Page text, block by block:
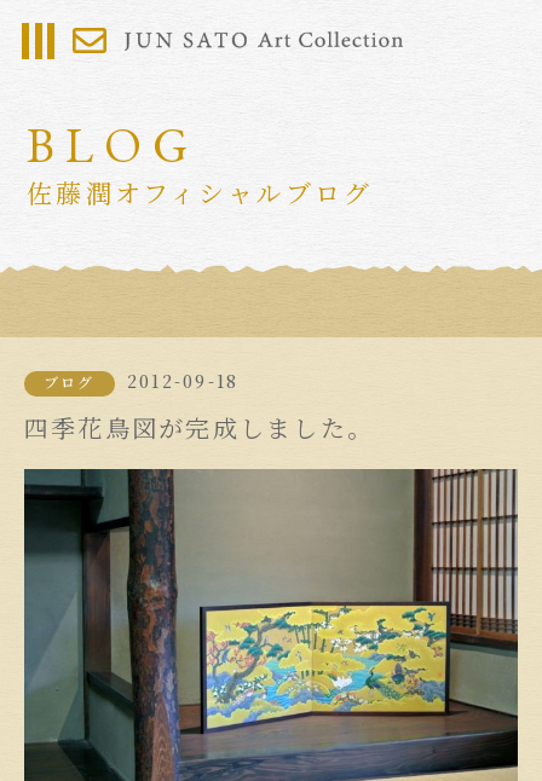
BLOG
佐藤潤オフィシャルブログ
ブログ 2012-09-18
四季花鳥図が完成しました。